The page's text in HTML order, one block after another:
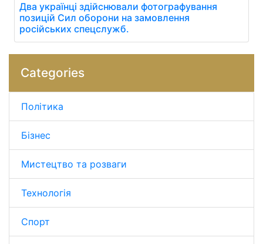
Два українці здійснювали фотографування
позицій Сил оборони на замовлення
російських спецслужб.
Categories
Політика
Бізнес
Мистецтво та розваги
Технологія
Спорт